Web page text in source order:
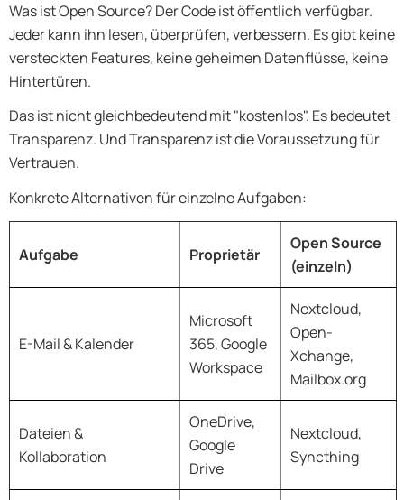
Was ist Open Source? Der Code ist öffentlich verfügbar.
Jeder kann ihn lesen, überprüfen, verbessern. Es gibt keine
versteckten Features, keine geheimen Datenflüsse, keine
Hintertüren.
Das ist nicht gleichbedeutend mit "kostenlos". Es bedeutet
Transparenz. Und Transparenz ist die Voraussetzung für
Vertrauen.
Konkrete Alternativen für einzelne Aufgaben:
Aufgabe Proprietär
Open Source
(einzeln)
E-Mail & Kalender
Microsoft
365, Google
Workspace
Nextcloud,
Open-
Xchange,
Mailbox.org
Dateien &
Kollaboration
OneDrive,
Google
Drive
Nextcloud,
Syncthing